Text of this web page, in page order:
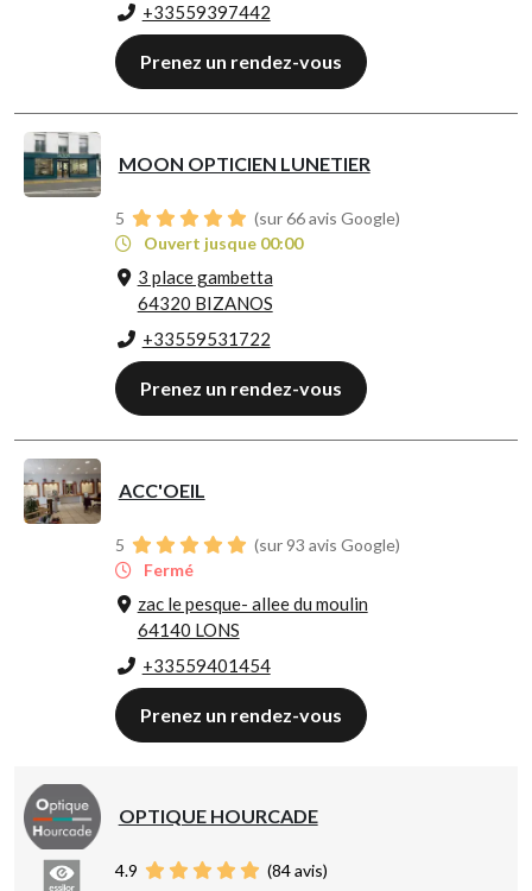
+33559397442
Prenez un rendez-vous
MOON OPTICIEN LUNETIER
5
(sur 66 avis Google)
Ouvert jusque 00:00
3 place gambetta
64320 BIZANOS
+33559531722
Prenez un rendez-vous
ACC'OEIL
5
(sur 93 avis Google)
Fermé
zac le pesque- allee du moulin
64140 LONS
+33559401454
Prenez un rendez-vous
OPTIQUE HOURCADE
4.9 (84avis)